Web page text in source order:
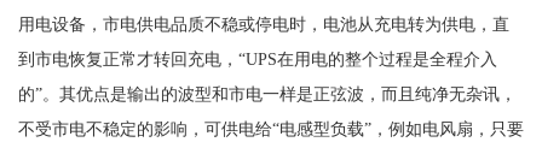
用电设备，市电供电品质不稳或停电时，电池从充电转为供电，直
到市电恢复正常才转回充电，“UPS在用电的整个过程是全程介入
的”。其优点是输出的波型和市电一样是正弦波，而且纯净无杂讯，
不受市电不稳定的影响，可供电给“电感型负载”，例如电风扇，只要